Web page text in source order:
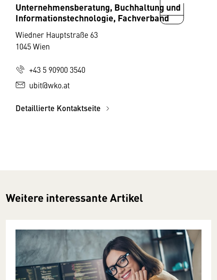
Unternehmensberatung, Buchhaltung und
Informationstechnologie, Fachverband
Wiedner Hauptstraße 63
1045 Wien
+43 5 90900 3540
ubit@wko.at
Detaillierte Kontaktseite
Weitere interessante Artikel